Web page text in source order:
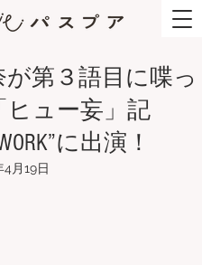
が第３語目に喋っ
ヒュー妄」記
に出演！
4月19日